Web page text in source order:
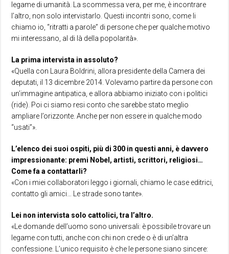
legame di umanità. La scommessa vera, per me, è incontrare
l’altro, non solo intervistarlo. Questi incontri sono, come li
chiamo io, “ritratti a parole” di persone che per qualche motivo
mi interessano, al di là della popolarità».
La prima intervista in assoluto?
«Quella con Laura Boldrini, allora presidente della Camera dei
deputati, il 13 dicembre 2014. Volevamo partire da persone con
un’immagine antipatica, e allora abbiamo iniziato con i politici
(ride). Poi ci siamo resi conto che sarebbe stato meglio
ampliare l’orizzonte. Anche per non essere in qualche modo
“usati”».
L’elenco dei suoi ospiti, più di 300 in questi anni, è davvero
impressionante: premi Nobel, artisti, scrittori, religiosi…
Come fa a contattarli?
«Con i miei collaboratori leggo i giornali, chiamo le case editrici,
contatto gli amici… Le strade sono tante».
Lei non intervista solo cattolici, tra l’altro.
«Le domande dell’uomo sono universali: è possibile trovare un
legame con tutti, anche con chi non crede o è di un’altra
confessione. L’unico requisito è che le persone siano sincere: